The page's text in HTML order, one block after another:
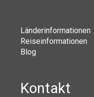
Länderinformationen
Reiseinformationen
Blog
Kontakt